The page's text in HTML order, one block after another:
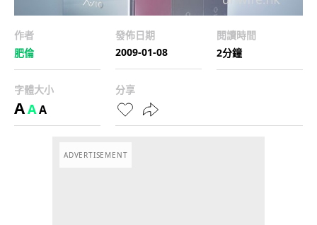
作者
肥倫
發佈日期
2009-01-08
閱讀時間
2分鐘
字體大小
AAA
分享
ADVERTISEMENT